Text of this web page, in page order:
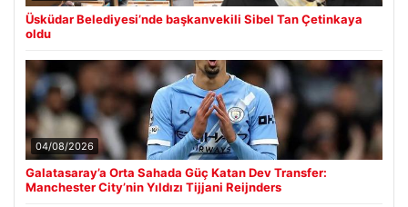
Üsküdar Belediyesi’nde başkanvekili Sibel Tan Çetinkaya
oldu
04/08/2026
Galatasaray’a Orta Sahada Güç Katan Dev Transfer:
Manchester City’nin Yıldızı Tijjani Reijnders